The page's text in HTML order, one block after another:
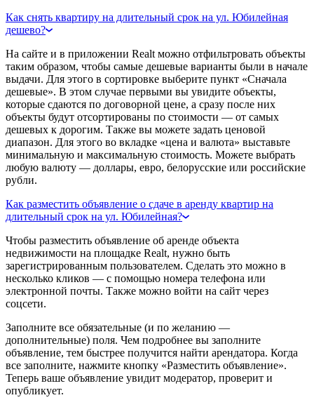
Как снять квартиру на длительный срок на ул. Юбилейная
дешево?
На сайте и в приложении Realt можно отфильтровать объекты
таким образом, чтобы самые дешевые варианты были в начале
выдачи. Для этого в сортировке выберите пункт «Сначала
дешевые». В этом случае первыми вы увидите объекты,
которые сдаются по договорной цене, а сразу после них
объекты будут отсортированы по стоимости — от самых
дешевых к дорогим. Также вы можете задать ценовой
диапазон. Для этого во вкладке «цена и валюта» выставьте
минимальную и максимальную стоимость. Можете выбрать
любую валюту — доллары, евро, белорусские или российские
рубли.
Как разместить объявление о сдаче в аренду квартир на
длительный срок на ул. Юбилейная?
Чтобы разместить объявление об аренде объекта
недвижимости на площадке Realt, нужно быть
зарегистрированным пользователем. Сделать это можно в
несколько кликов — с помощью номера телефона или
электронной почты. Также можно войти на сайт через
соцсети.
Заполните все обязательные (и по желанию —
дополнительные) поля. Чем подробнее вы заполните
объявление, тем быстрее получится найти арендатора. Когда
все заполните, нажмите кнопку «Разместить объявление».
Теперь ваше объявление увидит модератор, проверит и
опубликует.